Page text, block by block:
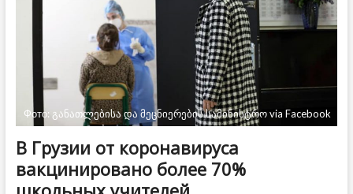
Фото: განათლებისა და მეცნიერების სამინისტრო via Facebook
В Грузии от коронавируса
вакцинировано более 70%